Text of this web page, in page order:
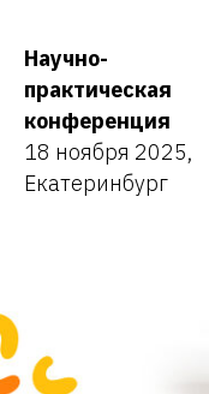
Научно-
практическая
конференция
18 ноября 2025,
Екатеринбург